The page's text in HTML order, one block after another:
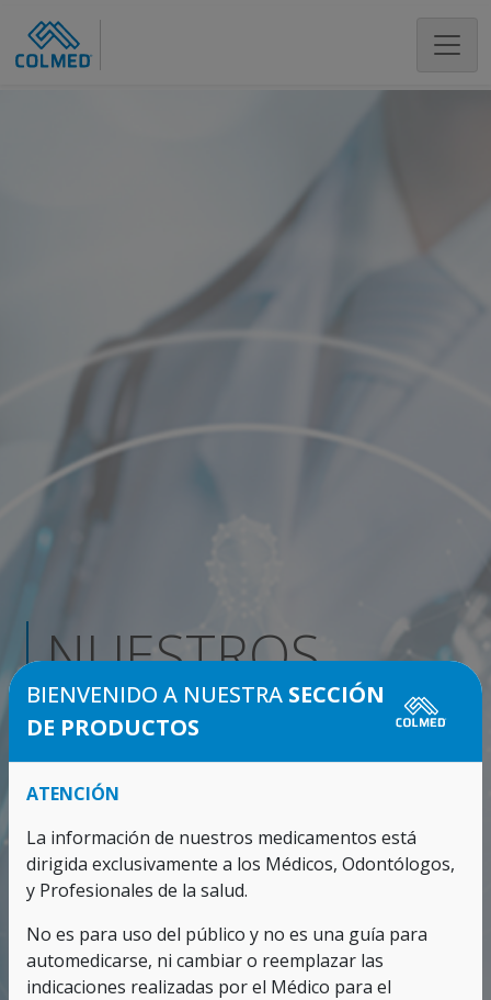
NUESTROS
PRODUCTOS
Con calidad farmacéutica
BIENVENIDO A NUESTRA SECCIÓN
DE PRODUCTOS
ATENCIÓN
La información de nuestros medicamentos está
dirigida exclusivamente a los Médicos, Odontólogos,
y Profesionales de la salud.
No es para uso del público y no es una guía para
automedicarse, ni cambiar o reemplazar las
indicaciones realizadas por el Médico para el